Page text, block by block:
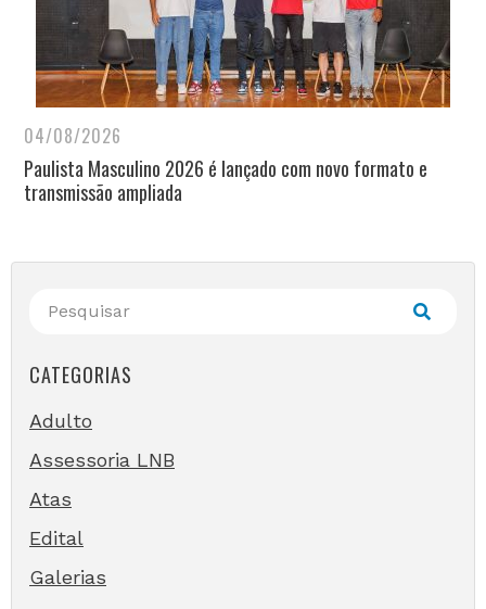
04/08/2026
Paulista Masculino 2026 é lançado com novo formato e
transmissão ampliada
CATEGORIAS
Adulto
Assessoria LNB
Atas
Edital
Galerias